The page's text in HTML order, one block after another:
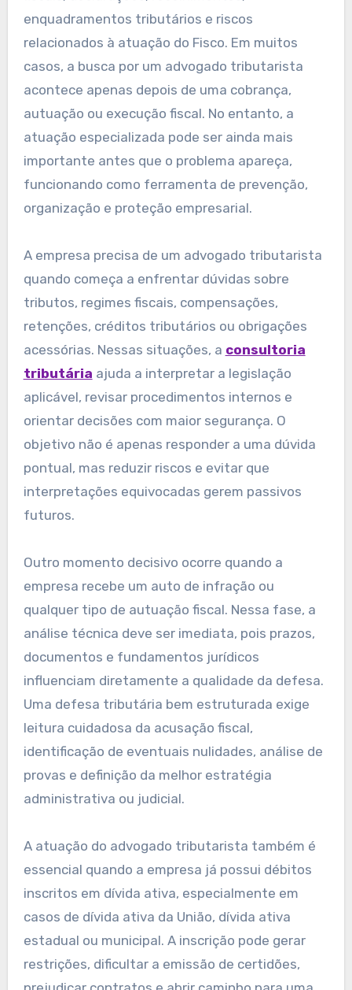
enquadramentos tributários e riscos
relacionados à atuação do Fisco. Em muitos
casos, a busca por um advogado tributarista
acontece apenas depois de uma cobrança,
autuação ou execução fiscal. No entanto, a
atuação especializada pode ser ainda mais
importante antes que o problema apareça,
funcionando como ferramenta de prevenção,
organização e proteção empresarial.
A empresa precisa de um advogado tributarista
quando começa a enfrentar dúvidas sobre
tributos, regimes fiscais, compensações,
retenções, créditos tributários ou obrigações
acessórias. Nessas situações, a consultoria
tributária ajuda a interpretar a legislação
aplicável, revisar procedimentos internos e
orientar decisões com maior segurança. O
objetivo não é apenas responder a uma dúvida
pontual, mas reduzir riscos e evitar que
interpretações equivocadas gerem passivos
futuros.
Outro momento decisivo ocorre quando a
empresa recebe um auto de infração ou
qualquer tipo de autuação fiscal. Nessa fase, a
análise técnica deve ser imediata, pois prazos,
documentos e fundamentos jurídicos
influenciam diretamente a qualidade da defesa.
Uma defesa tributária bem estruturada exige
leitura cuidadosa da acusação fiscal,
identificação de eventuais nulidades, análise de
provas e definição da melhor estratégia
administrativa ou judicial.
A atuação do advogado tributarista também é
essencial quando a empresa já possui débitos
inscritos em dívida ativa, especialmente em
casos de dívida ativa da União, dívida ativa
estadual ou municipal. A inscrição pode gerar
restrições, dificultar a emissão de certidões,